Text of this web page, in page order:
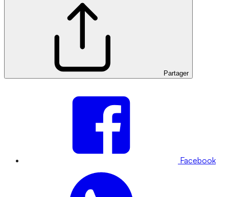
Partager
Facebook